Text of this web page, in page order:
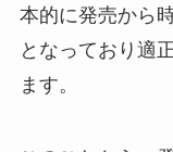
本的に発売から
となっており適
ます。